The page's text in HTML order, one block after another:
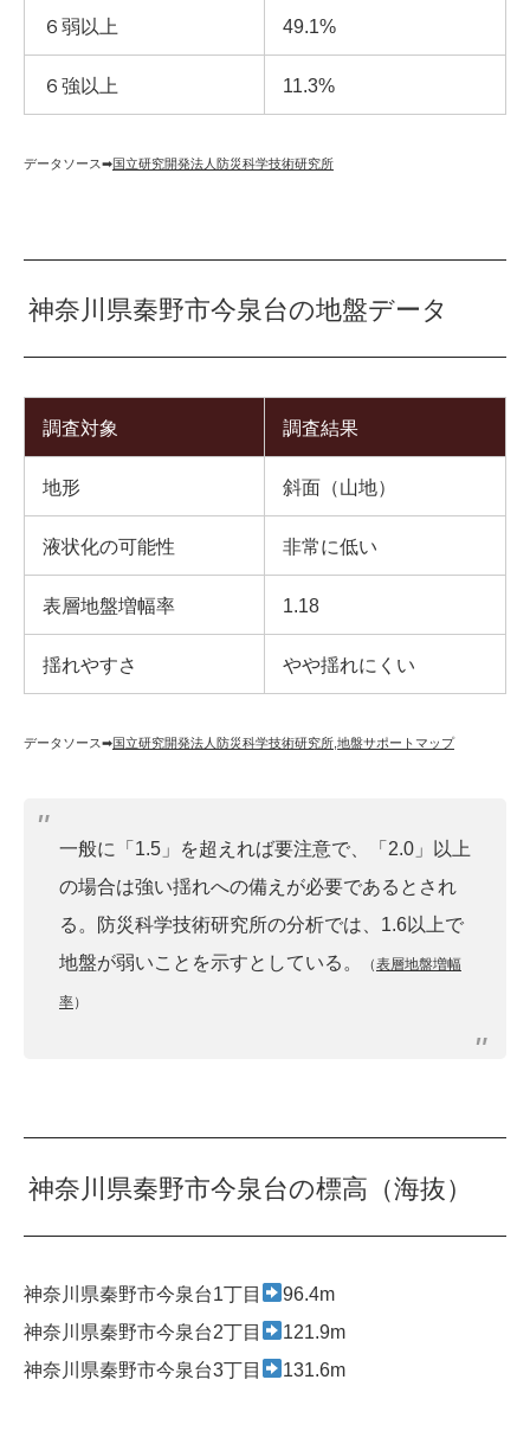
６弱以上 49.1%
６強以上 11.3%
データソース➡︎国立研究開発法人防災科学技術研究所
神奈川県秦野市今泉台の地盤データ
調査対象 調査結果
地形 斜面（山地）
液状化の可能性 非常に低い
表層地盤増幅率 1.18
揺れやすさ やや揺れにくい
データソース➡︎国立研究開発法人防災科学技術研究所 地盤サポートマップ
一般に「1.5」を超えれば要注意で、「2.0」以上
の場合は強い揺れへの備えが必要であるとされ
る。防災科学技術研究所の分析では、1.6以上で
地盤が弱いことを示すとしている。
（表層地盤増幅
率）
神奈川県秦野市今泉台の標高（海抜）
神奈川県秦野市今泉台1丁目
96.4m
神奈川県秦野市今泉台2丁目
121.9m
神奈川県秦野市今泉台3丁目
131.6m